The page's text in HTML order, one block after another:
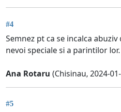
#4
Semnez pt ca se incalca
nevoi speciale si a parintilor lor.
Ana Rotaru (Chisinau, 2024-
#5